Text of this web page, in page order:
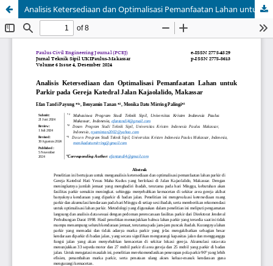
Analisis Ketersediaan dan Optimalisasi Pemanfaatan Lahan untuk Parkir pada Gereja Katedral Jalan Kajaolalido, Makassar